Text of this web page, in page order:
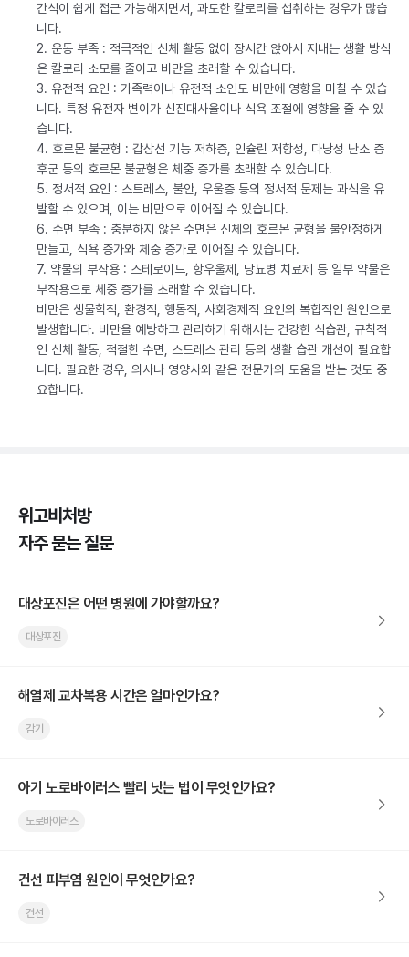
간식이 쉽게 접근 가능해지면서, 과도한 칼로리를 섭취하는 경우가 많습
니다.
2. 운동 부족 : 적극적인 신체 활동 없이 장시간 앉아서 지내는 생활 방식
은 칼로리 소모를 줄이고 비만을 초래할 수 있습니다.
3. 유전적 요인 : 가족력이나 유전적 소인도 비만에 영향을 미칠 수 있습
니다. 특정 유전자 변이가 신진대사율이나 식욕 조절에 영향을 줄 수 있
습니다.
4. 호르몬 불균형 : 갑상선 기능 저하증, 인슐린 저항성, 다낭성 난소 증
후군 등의 호르몬 불균형은 체중 증가를 초래할 수 있습니다.
5. 정서적 요인 : 스트레스, 불안, 우울증 등의 정서적 문제는 과식을 유
발할 수 있으며, 이는 비만으로 이어질 수 있습니다.
6. 수면 부족 : 충분하지 않은 수면은 신체의 호르몬 균형을 불안정하게
만들고, 식욕 증가와 체중 증가로 이어질 수 있습니다.
7. 약물의 부작용 : 스테로이드, 항우울제, 당뇨병 치료제 등 일부 약물은
부작용으로 체중 증가를 초래할 수 있습니다.
비만은 생물학적, 환경적, 행동적, 사회경제적 요인의 복합적인 원인으로
발생합니다. 비만을 예방하고 관리하기 위해서는 건강한 식습관, 규칙적
인 신체 활동, 적절한 수면, 스트레스 관리 등의 생활 습관 개선이 필요합
니다. 필요한 경우, 의사나 영양사와 같은 전문가의 도움을 받는 것도 중
요합니다.
위고비처방
자주 묻는 질문
대상포진은 어떤 병원에 가야할까요?
대상포진
해열제 교차복용 시간은 얼마인가요?
감기
아기 노로바이러스 빨리 낫는 법이 무엇인가요?
노로바이러스
건선 피부염 원인이 무엇인가요?
건선